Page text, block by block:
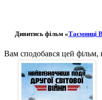
Дивитись фільм «Таємниці
Вам сподобався цей фільм,